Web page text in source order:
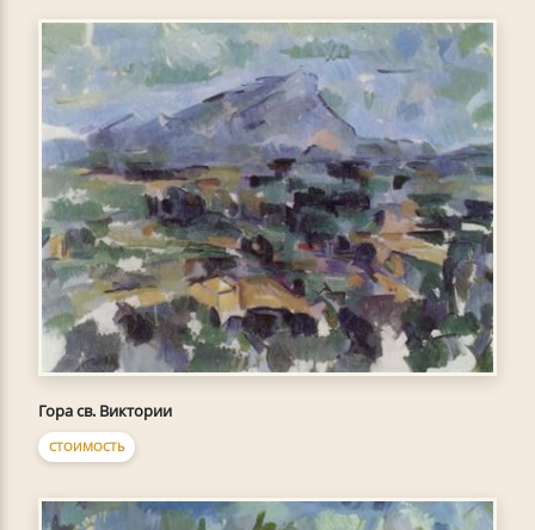
Гора св. Виктории
СТОИМОСТЬ